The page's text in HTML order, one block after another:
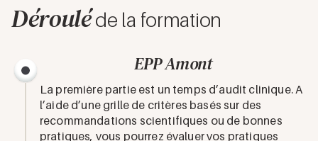
Dérouléde la formation
EPP Amont
La première partie est un temps d’audit clinique. A
l’aide d’une grille de critères basés sur des
recommandations scientifiques ou de bonnes
pratiques, vous pourrez évaluer vos pratiques